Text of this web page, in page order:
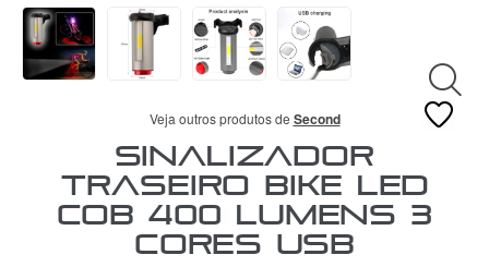
WhatsApp
Envie-
nos uma
Veja outros produtos de Second
Sinalizador
Traseiro Bike Led
COB 400 Lumens 3
Cores USB